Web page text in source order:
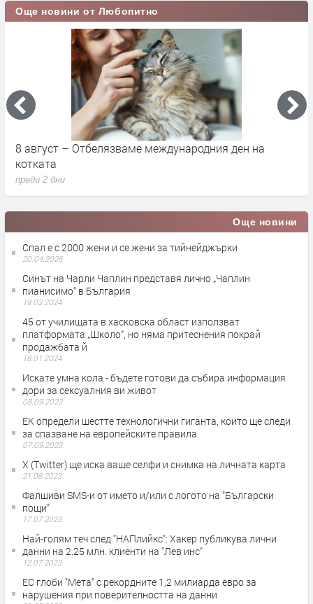
Още новини от Любопитно
8 август – Отбелязваме международния ден на
котката
преди 2 дни
Още новини
Спал е с 2000 жени и се жени за тийнейджърки
20.04.2026
Синът на Чарли Чаплин представя лично „Чаплин
пианисимо“ в България
19.03.2024
45 от училищата в хасковска област използват
платформата „Школо“, но няма притеснения покрай
продажбата й
18.01.2024
Искате умна кола - бъдете готови да събира информация
дори за сексуалния ви живот
08.09.2023
ЕК определи шестте технологични гиганта, които ще следи
за спазване на европейските правила
07.09.2023
X (Twitter) ще иска ваше селфи и снимка на личната карта
21.08.2023
Фалшиви SMS-и от името и/или с логото на "Български
пощи"
17.07.2023
Най-голям теч след "НАПлийкс": Хакер публикува лични
данни на 2.25 млн. клиенти на "Лев инс"
12.07.2023
ЕС глоби "Мета" с рекордните 1,2 милиарда евро за
нарушения при поверителността на данни